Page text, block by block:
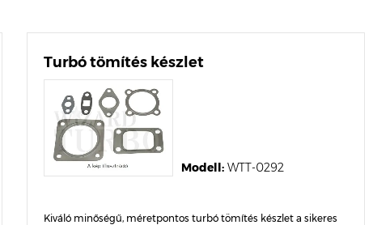
Turbó tömítés készlet
Modell: WTT-0292
Kiváló minőségű, méretpontos turbó tömítés készlet a sikeres